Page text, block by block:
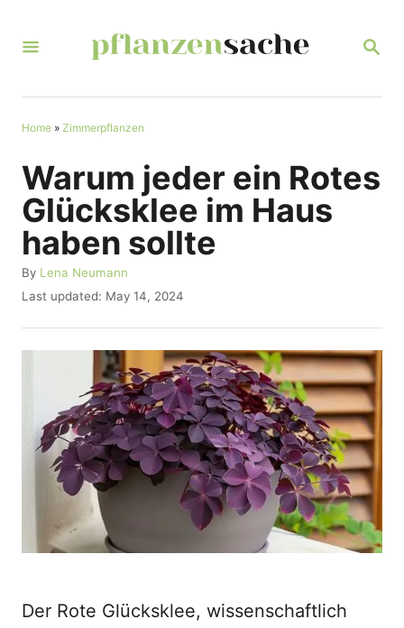
S
R
Home » Zimmerpflanzen
Warum jeder ein Rotes
Glücksklee im Haus
haben sollte
By A
u
h
o
Lena Neumann
P
s
t
Last updated: May 14, 2024
Der Rote Glücksklee, wissenschaftlich